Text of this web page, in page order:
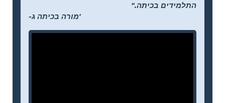
התלמידים בכיתה."
-מורה בכיתה ג'